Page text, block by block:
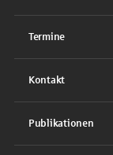
Termine
Kontakt
Publikationen